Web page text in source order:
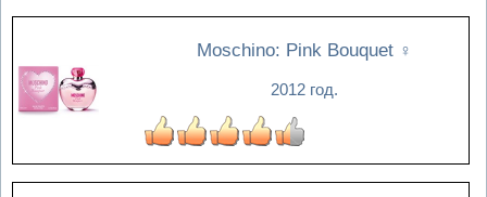
Moschino: Pink Bouquet ♀
2012 год.